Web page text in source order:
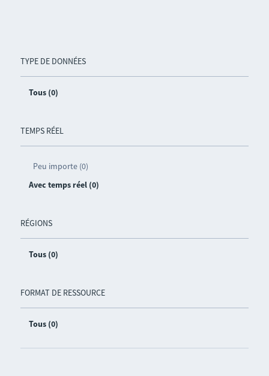
TYPE DE DONNÉES
Tous (0)
TEMPS RÉEL
Peu importe (0)
Avec temps réel (0)
RÉGIONS
Tous (0)
FORMAT DE RESSOURCE
Tous (0)